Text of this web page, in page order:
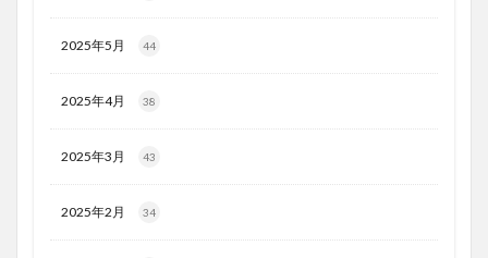
2025年5月 44
2025年4月 38
2025年3月 43
2025年2月 34